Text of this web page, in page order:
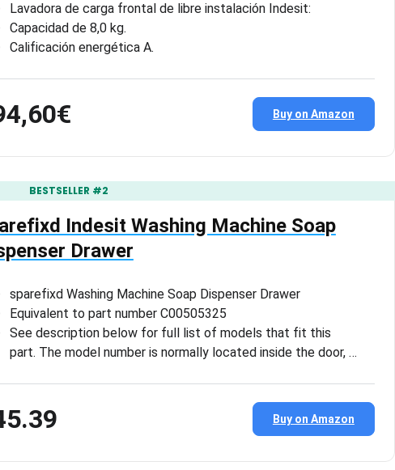
Lavadora de carga frontal de libre instalación Indesit:
Capacidad de 8,0 kg.
Calificación energética A.
Buy on Amazon
BESTSELLER #2
Indesit Washing Machine Soap
Drawer
sparefixd Washing Machine Soap Dispenser Drawer
Equivalent to part number C00505325
See description below for full list of models that fit this
part. The model number is normally located inside the door, …
Buy on Amazon